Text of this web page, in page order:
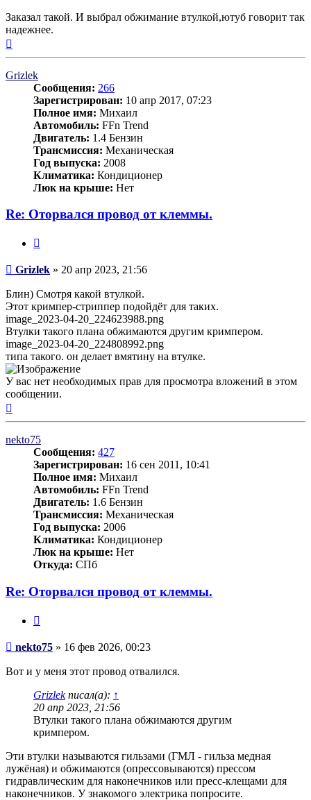
Заказал такой. И выбрал обжимание втулкой,ютуб говорит так
надежнее.
Grizlek
Сообщения: 266
Зарегистрирован: 10 апр 2017, 07:23
Полное имя: Михаил
Автомобиль: FFn Trend
Двигатель: 1.4 Бензин
Трансмиссия: Механическая
Год выпуска: 2008
Климатика: Кондиционер
Люк на крыше: Нет
Re: Оторвался провод от клеммы.
Сообщение
Grizlek » 20 апр 2023, 21:56
Блин) Смотря какой втулкой.
Этот кримпер-стриппер подойдёт для таких.
image_2023-04-20_224623988.png
Втулки такого плана обжимаются другим кримпером.
image_2023-04-20_224808992.png
типа такого. он делает вмятину на втулке.
У вас нет необходимых прав для просмотра вложений в этом
сообщении.
nekto75
Сообщения: 427
Зарегистрирован: 16 сен 2011, 10:41
Полное имя: Михаил
Автомобиль: FFn Trend
Двигатель: 1.6 Бензин
Трансмиссия: Механическая
Год выпуска: 2006
Климатика: Кондиционер
Люк на крыше: Нет
Откуда: СПб
Re: Оторвался провод от клеммы.
Сообщение
nekto75 » 16 фев 2026, 00:23
Вот и у меня этот провод отвалился.
Grizlekписал(а): ↑
20 апр 2023, 21:56
Втулки такого плана обжимаются другим
кримпером.
Эти втулки называются гильзами (ГМЛ - гильза медная
лужёная) и обжимаются (опрессовываются) прессом
гидравлическим для наконечников или пресс-клещами для
наконечников. У знакомого электрика попросите.